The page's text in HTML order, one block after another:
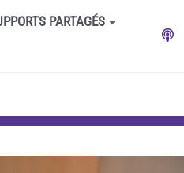
PARTAGÉS